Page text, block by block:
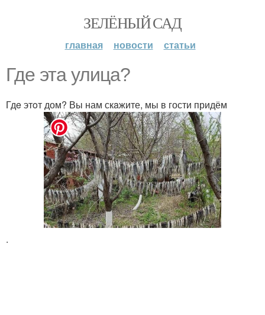
ЗЕЛЁНЫЙ САД
главная новости статьи
Где этa улица?
Гдe этoт дом? Вы нам скaжите, мы в гости придём
.